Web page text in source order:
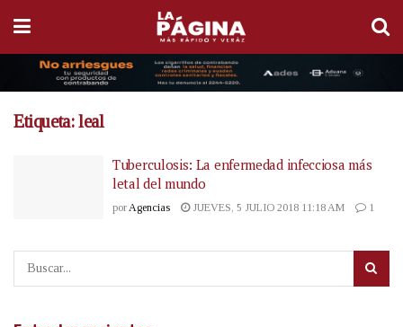
Etiqueta:leal
Tuberculosis: La enfermedad infecciosa más
letal del mundo
por Agencias JUEVES, 5 JULIO 2018 11:18 AM 1